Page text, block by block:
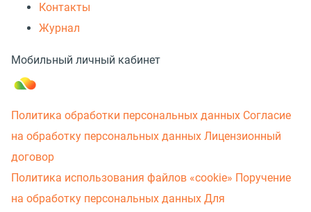
Контакты
Журнал
Мобильный личный кабинет
Политика обработки персональных данных Согласие
на обработку персональных данных Лицензионный
договор
Политика использования файлов «cookie» Поручение
на обработку персональных данных Для